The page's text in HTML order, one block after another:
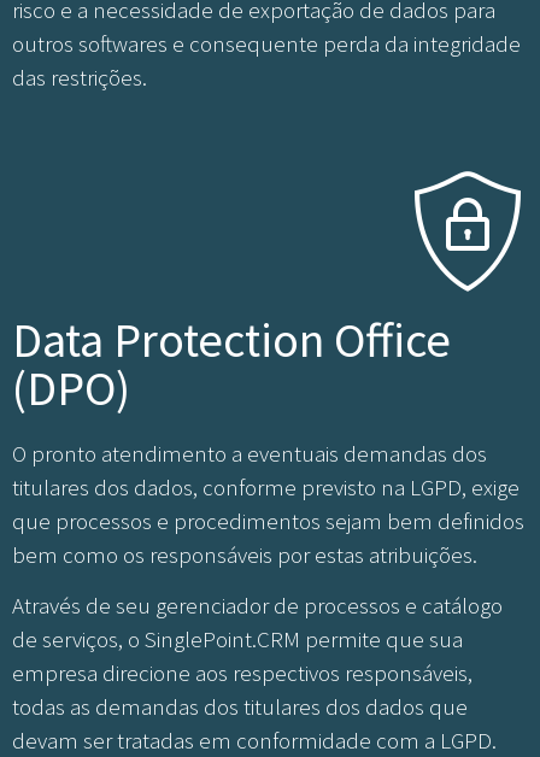
risco e a necessidade de exportação de dados para
outros softwares e consequente perda da integridade
das restrições.
Data Protection Office
(DPO)
O pronto atendimento a eventuais demandas dos
titulares dos dados, conforme previsto na LGPD, exige
que processos e procedimentos sejam bem definidos
bem como os responsáveis por estas atribuições.
Através de seu gerenciador de processos e catálogo
de serviços, o SinglePoint.CRM permite que sua
empresa direcione aos respectivos responsáveis,
todas as demandas dos titulares dos dados que
devam ser tratadas em conformidade com a LGPD.